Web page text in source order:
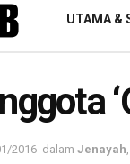
UTAMA &
2016 dalam Jenayah